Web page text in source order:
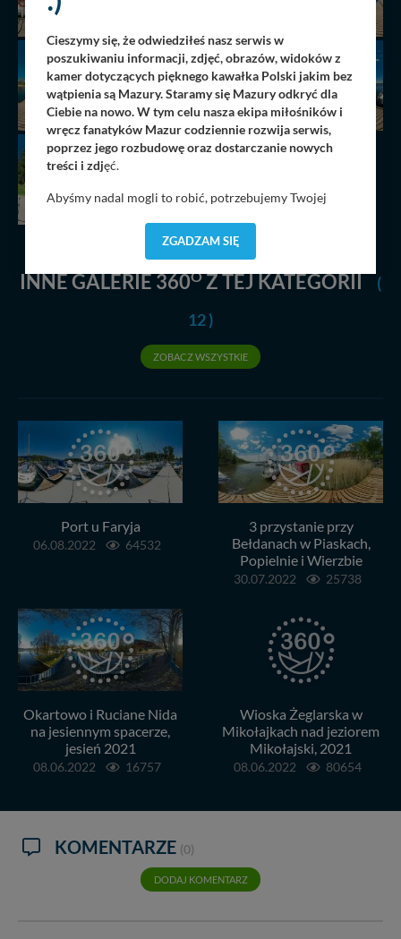
INNE GALERIE 360OZ TEJ KATEGORII
(
12 )
ZOBACZ WSZYSTKIE
Port u Faryja
06.08.2022 64532
3 przystanie przy
Bełdanach w Piaskach,
Popielnie i Wierzbie
30.07.2022 25738
Okartowo i Ruciane Nida
na jesiennym spacerze,
jesień 2021
08.06.2022 16757
Wioska Żeglarska w
Mikołajkach nad jeziorem
Mikołajski, 2021
08.06.2022 80654
KOMENTARZE (0)
DODAJ KOMENTARZ
Cieszymy się, że odwiedziłeś nasz serwis w
poszukiwaniu informacji, zdjęć, obrazów, widoków z
kamer dotyczących pięknego kawałka Polski jakim bez
wątpienia są Mazury. Staramy się Mazury odkryć dla
Ciebie na nowo. W tym celu nasza ekipa miłośników i
wręcz fanatyków Mazur codziennie rozwija serwis,
poprzez jego rozbudowę oraz dostarczanie nowych
treści i zdjęć.
Abyśmy nadal mogli to robić, potrzebujemy Twojej
dostosować do Twoich preferencji. Twoje dane (w tym
pliki cookies) będą zapisywane w celu usprawnienia
wyszukania, ulubione miejsca, logowania, itp).
priorytetowe, bez poinformowania Ciebie nie będziemy
nas bezpieczne, jeśli masz wątpliwości co do naszych
wyrażasz zgodę na przetwarzanie Twoich danych.
Nasz serwis nie wykorzystuje oraz nie udostępnia
Twoich danych innym podmiotom oraz osobom
trzecim. Wyjątkiem jest sytuacja, gdy przekazanie
danych z formularza kontaktowego, przekazanie danych
w przypadku rezerwacji usług typu: nocleg, czartery,
itp). Więcej informacji o zasadach i funkcjonalności
Administratorem Twoich danych jest: Agencja
Reklamowa Kreacja Monika Borkowska, z siedzibą ul.
Wiejska 17, 11-500 Giżycko. Możesz z nami
skontaktować się za pośrednictwem tej
strony.
W każdej chwili możesz: zażądać dostępu do swoich
danych, zażądać ich poprawienia lub usunięcia,
zabronić ich przetwarzania. Pamiętaj jednak, że nie
zawsze jest możliwe techniczne zrealizowanie Twoich
tych plików - w pewnych przypadkach nie możemy tego
ZGADZAM SIĘ